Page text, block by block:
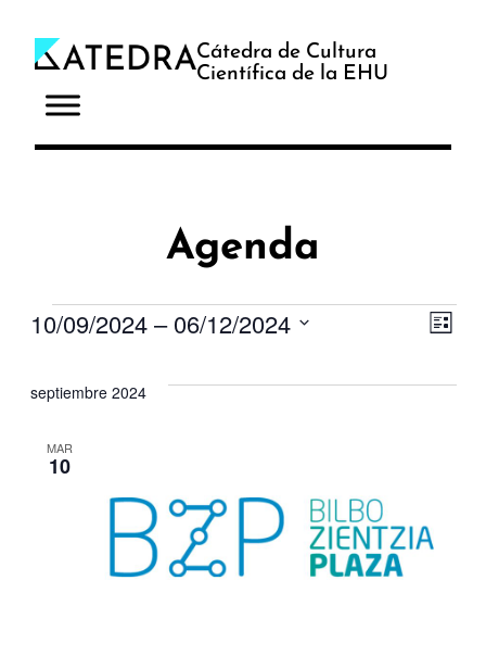
Cátedra de Cultura
Científica de la EHU
Agenda
Eventos
de
de
Lista
10/09/2024 – 06/12/2024
fecha.
septiembre 2024
MAR
10